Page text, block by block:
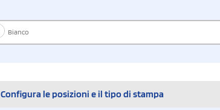
Bianco
Configura le posizioni e il tipo di stampa